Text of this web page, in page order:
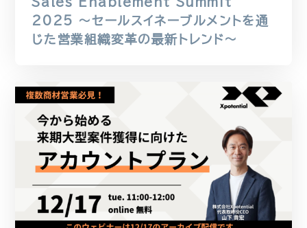
2025 〜セールスイネーブルメントを通
じた営業組織変革の最新トレンド〜